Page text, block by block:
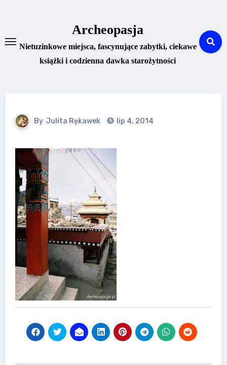
Archeopasja
Nietuzinkowe miejsca, fascynujące zabytki, ciekawe
książki i codzienna dawka starożytności
By Julita Rękawek lip 4, 2014